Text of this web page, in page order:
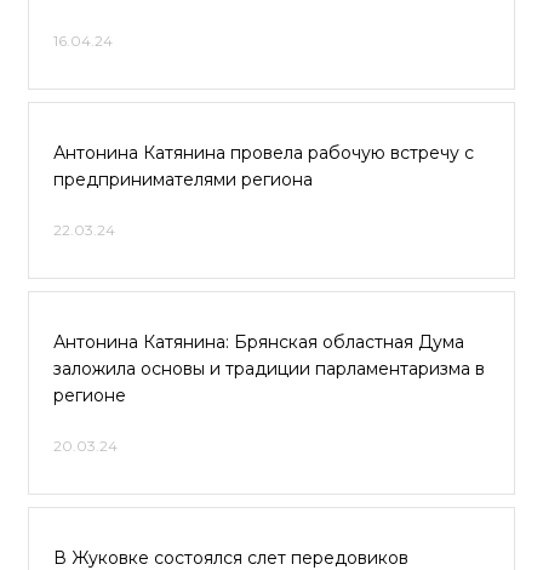
16.04.24
Антонина Катянина провела рабочую встречу с
предпринимателями региона
22.03.24
Антонина Катянина: Брянская областная Дума
заложила основы и традиции парламентаризма в
регионе
20.03.24
В Жуковке состоялся слет передовиков